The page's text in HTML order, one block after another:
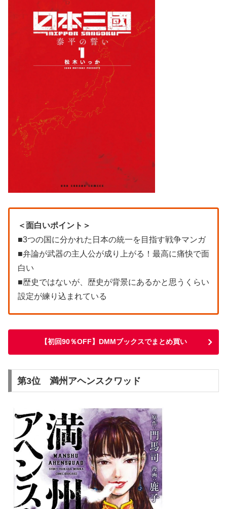
＜面白いポイント＞
■3つの国に分かれた日本の統一を目指す戦争マンガ
■弁論が武器の主人公が成り上がる！最高に痛快で面
白い
■歴史ではないが、歴史が背景にあるかと思うくらい
設定が練り込まれている
【初回90％OFF】DMMブックスでまとめ買い
第3位 満州アヘンスクワッド